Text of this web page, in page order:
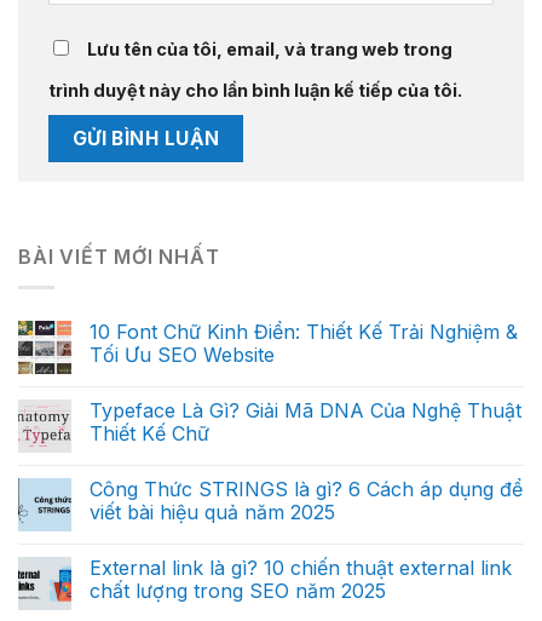
Lưu tên của tôi, email, và trang web trong
trình duyệt này cho lần bình luận kế tiếp của tôi.
BÀI VIẾT MỚI NHẤT
10 Font Chữ Kinh Điển: Thiết Kế Trải Nghiệm &
Tối Ưu SEO Website
Typeface Là Gì? Giải Mã DNA Của Nghệ Thuật
Thiết Kế Chữ
Công Thức STRINGS là gì? 6 Cách áp dụng để
viết bài hiệu quả năm 2025
External link là gì? 10 chiến thuật external link
chất lượng trong SEO năm 2025